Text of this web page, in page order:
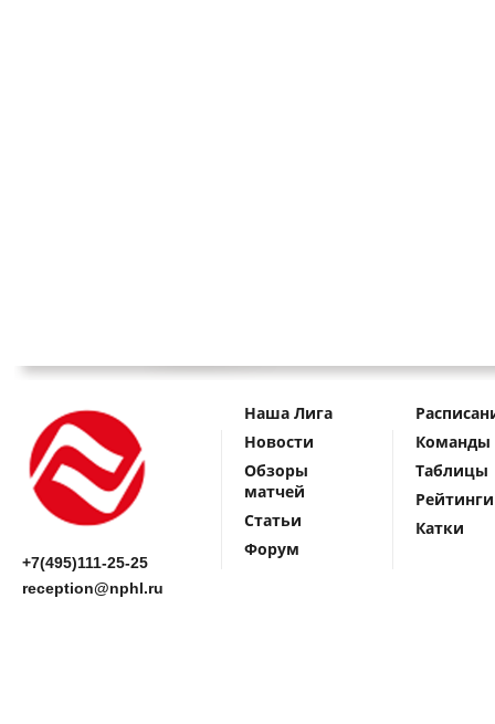
+7(495)111-25-25
reception@nphl.ru
Наша Лига
Новости
Обзоры
матчей
Статьи
Форум
Команды
Таблицы
Рейтинги
Катки